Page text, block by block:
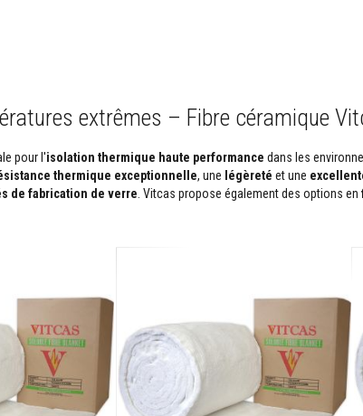
extrêmes – Fibre céramique
pour l'isolation thermique haute performance dans les
thermique exceptionnelle, une légèreté et une
de fabrication de verre . Vitcas propose également des options en